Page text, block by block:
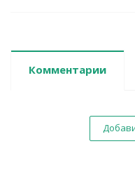
Комментарии